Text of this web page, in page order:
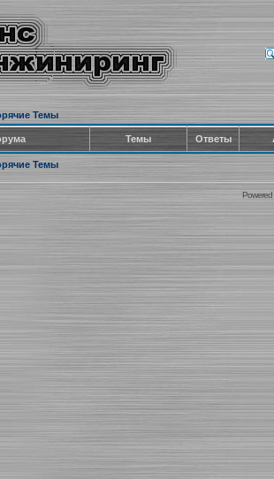
Темы
Темы Ответы
Темы